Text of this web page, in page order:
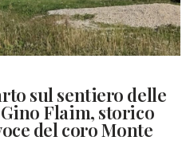
sul sentiero delle
Flaim, storico
del coro Monte